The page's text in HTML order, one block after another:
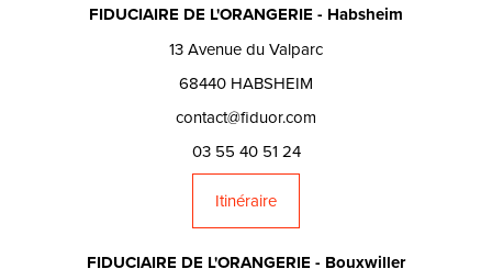
FIDUCIAIRE DE L'ORANGERIE - Habsheim
13 Avenue du Valparc
68440 HABSHEIM
contact@fiduor.com
03 55 40 51 24
Itinéraire
FIDUCIAIRE DE L'ORANGERIE - Bouxwiller